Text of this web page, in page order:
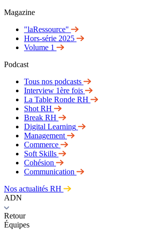
Magazine
"laRessource"
Hors-série 2025
Volume 1
Podcast
Tous nos podcasts
Interview 1ère fois
La Table Ronde RH
Shot RH
Break RH
Digital Learning
Management
Commerce
Soft Skills
Cohésion
Communication
Nos actualités RH
ADN
Retour
Équipes